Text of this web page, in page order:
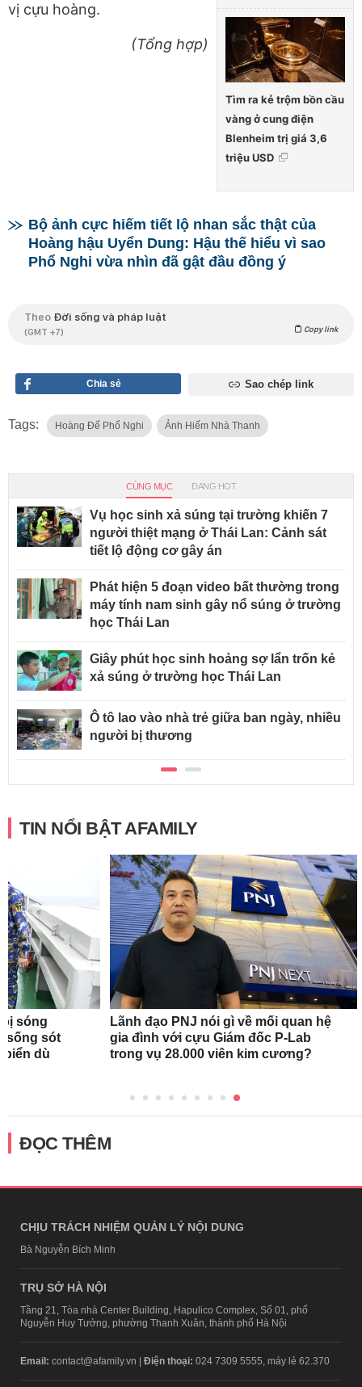
Tìm ra kẻ trộm bồn cầu
vàng ở cung điện
Blenheim trị giá 3,6
triệu USD
vị cựu hoàng.
(Tổng hợp)
Bộ ảnh cực hiếm tiết lộ nhan sắc thật của
Hoàng hậu Uyển Dung: Hậu thế hiểu vì sao
Phổ Nghi vừa nhìn đã gật đầu đồng ý
Theo Đời sống và pháp luật
(GMT +7) Copy link
Chia sẻ Sao chép link
Tags: Hoàng Đế Phổ Nghi Ảnh Hiếm Nhà Thanh
CÙNG MỤC ĐANG HOT
Vụ học sinh xả súng tại trường khiến 7
người thiệt mạng ở Thái Lan: Cảnh sát
tiết lộ động cơ gây án
Phát hiện 5 đoạn video bất thường trong
máy tính nam sinh gây nổ súng ở trường
học Thái Lan
Giây phút học sinh hoảng sợ lẩn trốn kẻ
xả súng ở trường học Thái Lan
Ô tô lao vào nhà trẻ giữa ban ngày, nhiều
người bị thương
TIN NỔI BẬT AFAMILY
sóng
sống sót
biển dù
Lãnh đạo PNJ nói gì về mối quan hệ
gia đình với cựu Giám đốc P-Lab
trong vụ 28.000 viên kim cương?
ĐỌC THÊM
CHỊU TRÁCH NHIỆM QUẢN LÝ NỘI DUNG
Bà Nguyễn Bích Minh
TRỤ SỞ HÀ NỘI
Tầng 21, Tòa nhà Center Building, Hapulico Complex, Số 01, phố
Nguyễn Huy Tưởng, phường Thanh Xuân, thành phố Hà Nội
Email: contact@afamily.vn | Điện thoại: 024 7309 5555, máy lẻ 62.370